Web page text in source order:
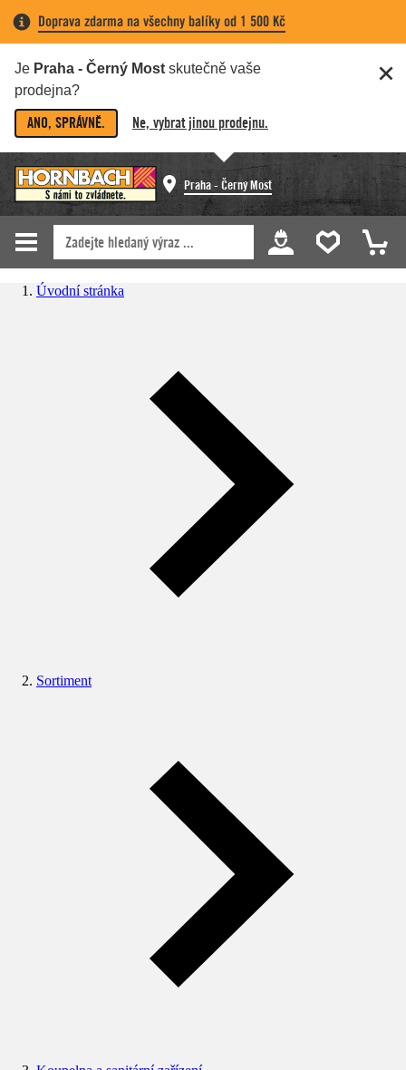
Doprava zdarma na všechny balíky od 1 500 Kč
Je Praha - Černý Most skutečně vaše
prodejna?
ANO, SPRÁVNĚ. Ne, vybrat jinou prodejnu.
Praha - Černý Most
Úvodní stránka
Sortiment